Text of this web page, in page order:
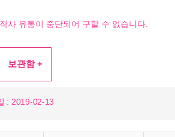
사 유통이 중단되어 구할 수 없습니다.
보관함 +
: 2019-02-13